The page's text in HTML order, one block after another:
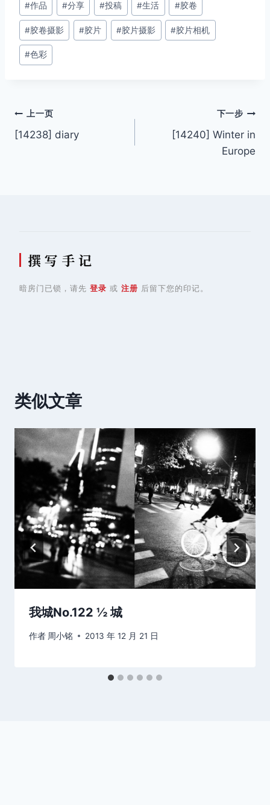
章
标
签：
#作品 #分享 #投稿 #生活 #胶卷
#胶卷摄影 #胶片 #胶片摄影 #胶片相机
#色彩
文
章
上一页
[14238] diary
下一步
[14240] Winter in
Europe
撰 写 手 记
暗房门已锁，请先 登录 或 注册 后留下您的印记。
类似文章
我城No.122 ½ 城
作者 周小铭 2013 年 12 月 21 日